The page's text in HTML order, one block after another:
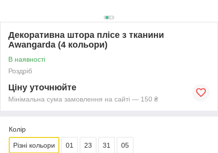
Декоративна штора плісе з тканини
Awangarda (4 кольори)
В наявності
Роздріб
Ціну уточнюйте
Мінімальна сума замовлення на сайті — 150 ₴
Колір
Різні кольори 01 23 31 05